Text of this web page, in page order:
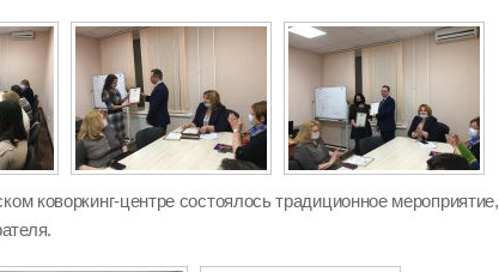
коворкинг-центре состоялось традиционное мероприятие,